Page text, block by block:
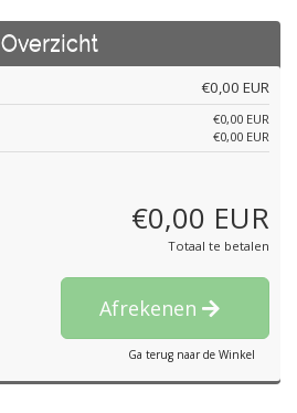
Overzicht
€0,00 EUR
€0,00 EUR
€0,00 EUR
€0,00 EUR
Totaal te betalen
Afrekenen
Ga terug naar de Winkel